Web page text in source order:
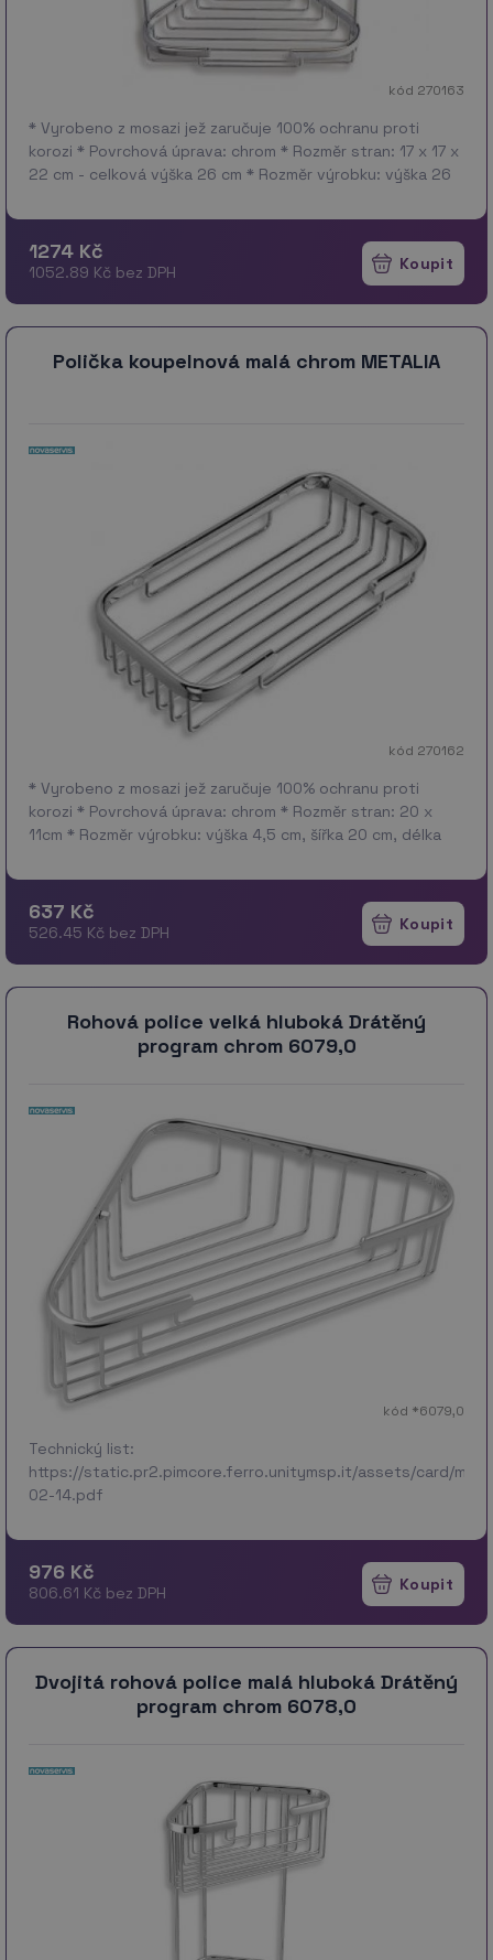
kód 270163
* Vyrobeno z mosazi jež zaručuje 100% ochranu proti
korozi * Povrchová úprava: chrom * Rozměr stran: 17 x 17 x
22 cm - celková výška 26 cm * Rozměr výrobku: výška 26
1274 Kč
1052.89 Kč bez DPH
Polička koupelnová malá chrom METALIA
kód 270162
* Vyrobeno z mosazi jež zaručuje 100% ochranu proti
korozi * Povrchová úprava: chrom * Rozměr stran: 20 x
11cm * Rozměr výrobku: výška 4,5 cm, šířka 20 cm, délka
637 Kč
526.45 Kč bez DPH
Rohová police velká hluboká Drátěný
program chrom 6079,0
kód *6079,0
Technický list:
https://static.pr2.pimcore.ferro.unitymsp.it/assets/card/
02-14.pdf
976 Kč
806.61 Kč bez DPH
Dvojitá rohová police malá hluboká Drátěný
program chrom 6078,0